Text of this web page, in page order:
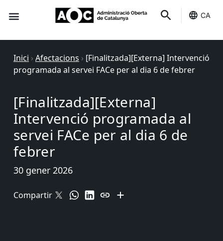
CA
Inici › Afectacions › [Finalitzada][Externa] Intervenció
programada al servei FACe per al dia 6 de febrer
[Finalitzada][Externa]
Intervenció programada al
servei FACe per al dia 6 de
febrer
30 gener 2026
Compartir